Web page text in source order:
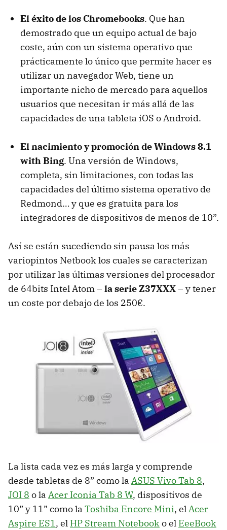
El éxito de los Chromebooks. Que han
demostrado que un equipo actual de bajo
coste, aún con un sistema operativo que
prácticamente lo único que permite hacer es
utilizar un navegador Web, tiene un
importante nicho de mercado para aquellos
usuarios que necesitan ir más allá de las
capacidades de una tableta iOS o Android.
El nacimiento y promoción de Windows 8.1
with Bing. Una versión de Windows,
completa, sin limitaciones, con todas las
capacidades del último sistema operativo de
Redmond… y que es gratuita para los
integradores de dispositivos de menos de 10”.
Así se están sucediendo sin pausa los más
variopintos Netbook los cuales se caracterizan
por utilizar las últimas versiones del procesador
de 64bits Intel Atom – la serie Z37XXX– y tener
un coste por debajo de los 250€.
La lista cada vez es más larga y comprende
desde tabletas de 8” como la ASUS Vivo Tab 8,
JOI 8 o la Acer Iconia Tab 8 W, dispositivos de
10” y 11” como la Toshiba Encore Mini, elAcer
Aspire ES1, el HP Stream Notebooko el EeeBook